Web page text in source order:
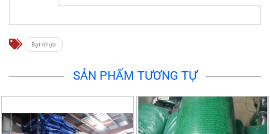
Bạt nhựa
SẢN PHẨM TƯƠNG TỰ